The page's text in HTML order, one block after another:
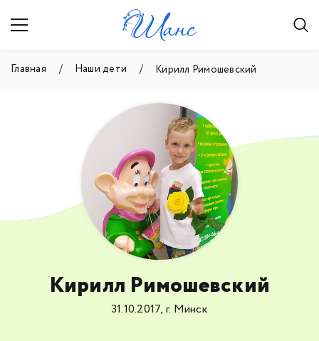
Главная Наши дети Кирилл Римошевский
Кирилл Римошевский
31.10.2017, г. Минск